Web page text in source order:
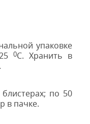
упаковке
0С. Хранить в
по 50
в пачке.